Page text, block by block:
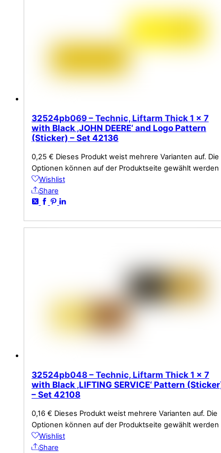
32524pb069 – Technic, Liftarm Thick 1 x 7
with Black ‚JOHN DEERE‘ and Logo Pattern
(Sticker) – Set 42136
0,25 € Dieses Produkt weist mehrere Varianten auf. Die
Optionen können auf der Produktseite gewählt werden
Wishlist
Share
32524pb048 – Technic, Liftarm Thick 1 x 7
with Black ‚LIFTING SERVICE‘ Pattern
– Set 42108
0,16 € Dieses Produkt weist mehrere Varianten auf. Die
Optionen können auf der Produktseite gewählt werden
Wishlist
Share